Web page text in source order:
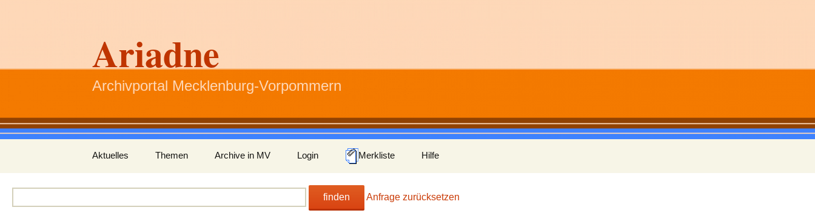
Ariadne
Archivportal Mecklenburg-Vorpommern
Inhalt
springen
Aktuelles Themen Archive in MV Login Merkliste Hilfe
finden Anfrage zurücksetzen